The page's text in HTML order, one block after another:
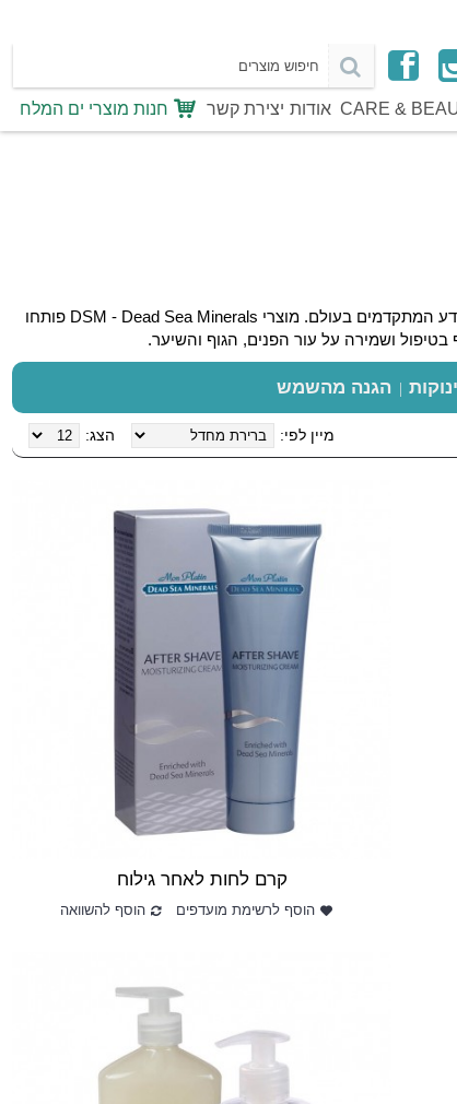
CARE & אודות יצירת קשר חנות מוצרי ים המלח
מוצרי ים המלח המכילים בוץ ומינרלים טבעיים ייחודיים המשלבים בתוכם מתנה נהדרת של טבע וטכנולוגיה ומדע המתקדמים בעולם. מוצרי DSM - Dead Sea Minerals פותחו
הגנה מהשמש
הצג: מיין לפי:
קרם לחות לאחר גילוח
הוסף לרשימת מועדפים הוסף להשוואה